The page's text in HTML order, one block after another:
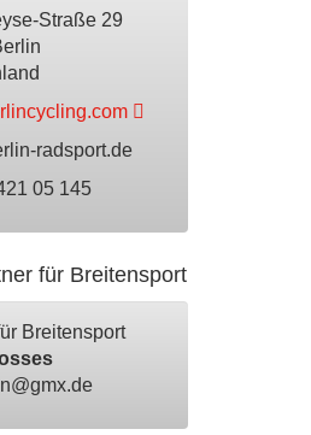
Straße 29
radsport.de
05 145
für Breitensport
Breitensport